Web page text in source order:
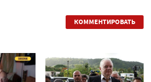
КОММЕНТИРОВАТЬ